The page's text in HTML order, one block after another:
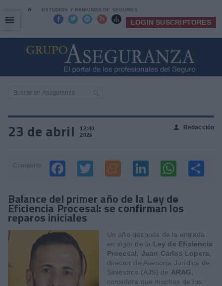
⌂ ESTUDIOS Y RANKINGS DE SEGUROS
     LOGIN SUSCRIPTORES
☰
☰
23 de abril
12:40
2026
👤 Redacción
Balance del primer año de la Ley de
Eficiencia Procesal: se confirman los
reparos iniciales
Un año después de la entrada
en vigor de la Ley de Eficiencia
Procesal, Juan Carlos Lopera,
director de Asesoría Jurídica de
Siniestros (AJS) de ARAG,
considera que muchos de los